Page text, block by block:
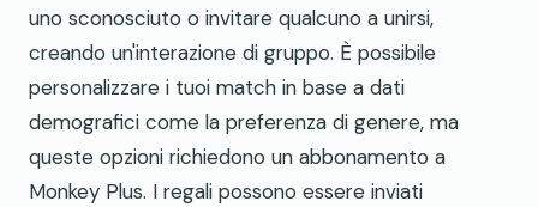
uno sconosciuto o invitare qualcuno a unirsi,
creando un'interazione di gruppo. È possibile
personalizzare i tuoi match in base a dati
demografici come la preferenza di genere, ma
queste opzioni richiedono un abbonamento a
Monkey Plus. I regali possono essere inviati